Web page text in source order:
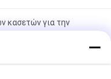
κασετών για την
αντλιών